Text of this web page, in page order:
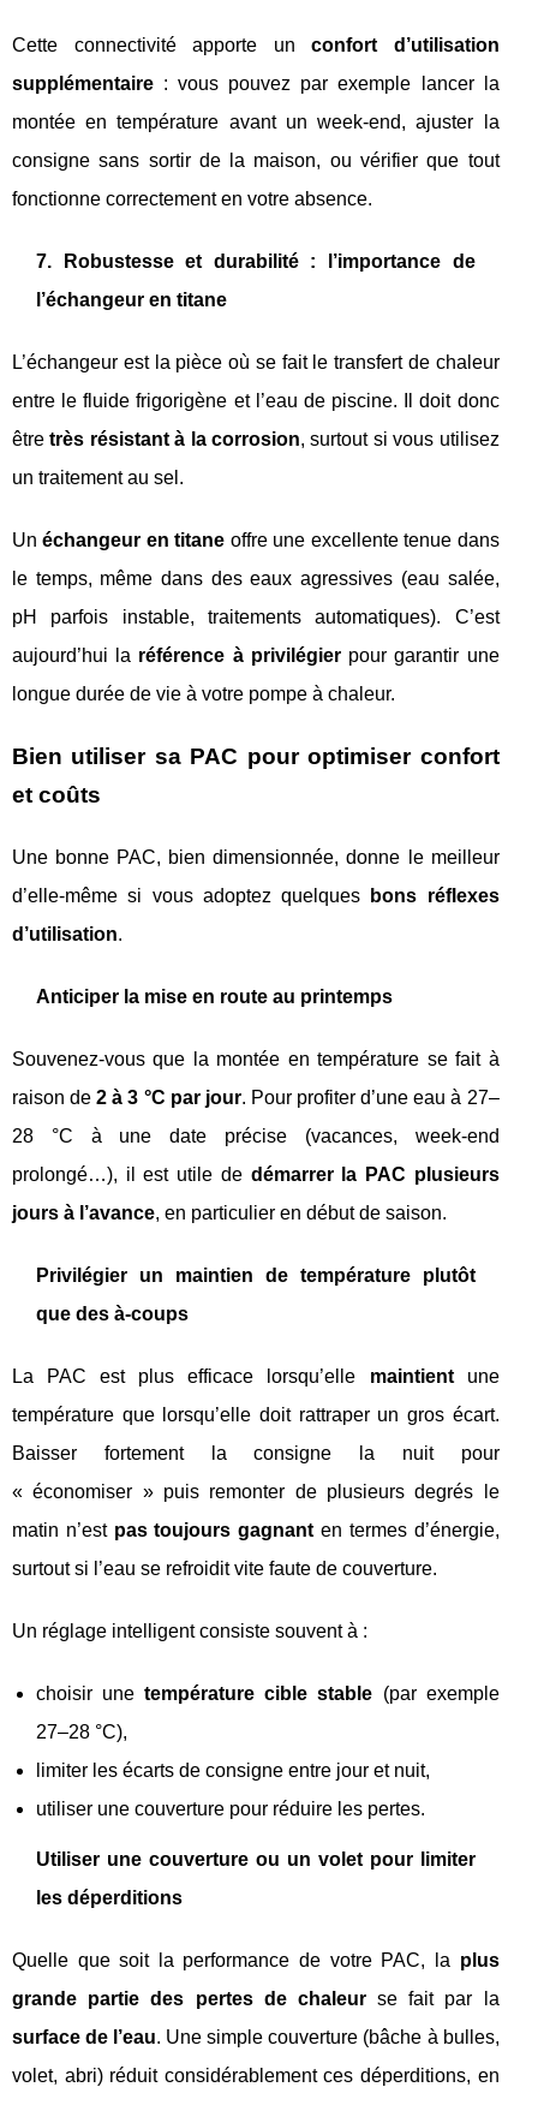
Cette connectivité apporte unconfort d’utilisation
supplémentaire : vous pouvez par exemple lancer la
montée en température avant un week‑end, ajuster la
consigne sans sortir de la maison, ou vérifier que tout
fonctionne correctement en votre absence.
7. Robustesse et durabilité : l’importance de
l’échangeur en titane
L’échangeur est la pièce où se fait le transfert de chaleur
entre le fluide frigorigène et l’eau de piscine. Il doit donc
êtretrès résistant à la corrosion, surtout si vous utilisez
un traitement au sel.
Unéchangeur en titane offre une excellente tenue dans
le temps, même dans des eaux agressives (eau salée,
pH parfois instable, traitements automatiques). C’est
aujourd’hui la référence à privilégierpour garantir une
longue durée de vie à votre pompe à chaleur.
Bien utiliser sa PAC pour optimiser confort
et coûts
Une bonne PAC, bien dimensionnée, donne le meilleur
d’elle‑même si vous adoptez quelques
bons réflexes
d’utilisation.
Anticiper la mise en route au printemps
Souvenez‑vous que la montée en température se fait à
raison de2 à 3 °C par jour. Pour profiter d’une eau à 27–
28 °C à une date précise (vacances, week‑end
prolongé…), il est utile de démarrer la PAC plusieurs
jours à l’avance, en particulier en début de saison.
Privilégier un maintien de température plutôt
que des à‑coups
La PAC est plus efficace lorsqu’elle maintientune
température que lorsqu’elle doit rattraper un gros écart.
Baisser fortement la consigne la nuit pour
« économiser » puis remonter de plusieurs degrés le
matin n’est pas toujours gagnant en termes d’énergie,
surtout si l’eau se refroidit vite faute de couverture.
Un réglage intelligent consiste souvent à :
choisir unetempérature cible stable (par exemple
27–28 °C),
limiter les écarts de consigne entre jour et nuit,
utiliser une couverture pour réduire les pertes.
Utiliser une couverture ou un volet pour limiter
les déperditions
Quelle que soit la performance de votre PAC, la plus
grande partie des pertes de chaleurse fait par la
surface de l’eau. Une simple couverture (bâche à bulles,
volet, abri) réduit considérablement ces déperditions, en